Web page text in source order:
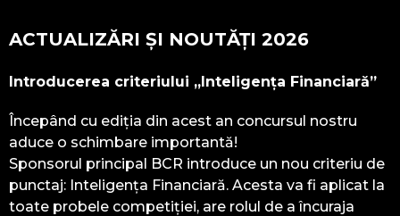
ACTUALIZĂRI ȘI NOUTĂȚI 2026
Introducerea criteriului „Inteligența Financiară”
Începând cu ediția din acest an concursul nostru
aduce o schimbare importantă!
Sponsorul principal BCR introduce un nou criteriu de
punctaj: Inteligența Financiară. Acesta va fi aplicat la
toate probele competiției, are rolul de a încuraja